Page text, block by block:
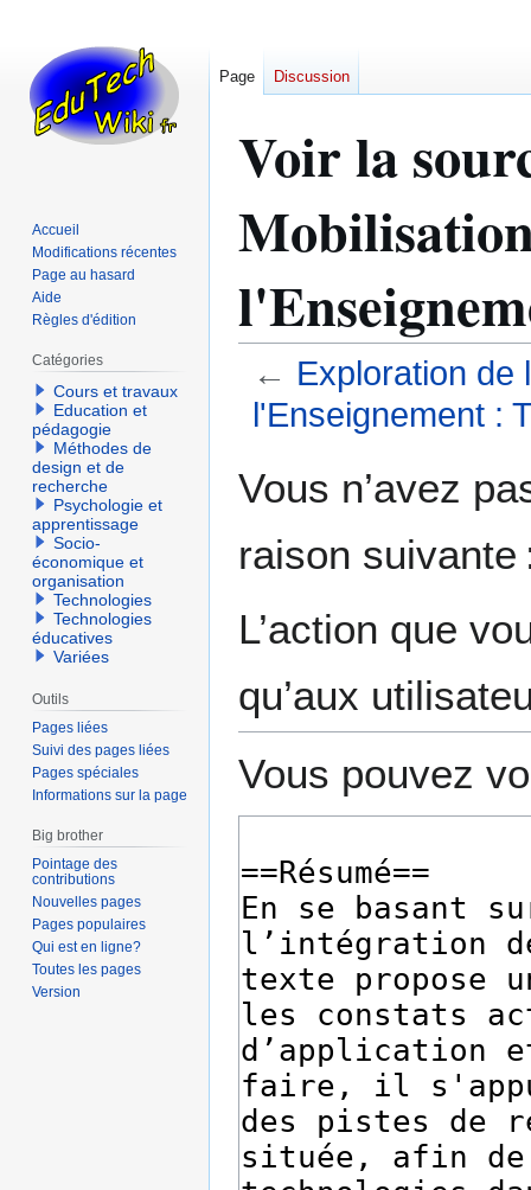
Voir la
← Exploration de
l'Enseignement :
à
navigation
à
recherche
Vous n’avez
raison suivante
L’action que
qu’aux
Vous pouvez
Page Discussion
Accueil
Modifications récentes
Page au hasard
Aide
Règles d'édition
Catégories
Cours et travaux
Education et
pédagogie
Méthodes de
design et de
recherche
Psychologie et
apprentissage
Socio-
économique et
organisation
Technologies
Technologies
éducatives
Variées
Outils
Pages liées
Suivi des pages liées
Pages spéciales
Informations sur la page
Big brother
Pointage des
contributions
Nouvelles pages
Pages populaires
Qui est en ligne?
Toutes les pages
Version